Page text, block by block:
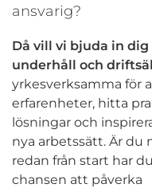
ansvarig?
Då vill vi bjuda in
underhåll och
yrkesverksamma för
erfarenheter, hitta
lösningar och
nya arbetssätt. Är du
redan från start har du
chansen att påverka